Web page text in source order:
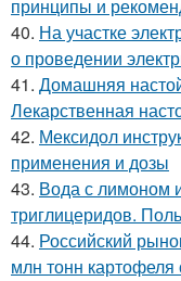
принципы и
40. На участке
о проведении
41. Домашняя
Лекарственная
42. Мексидол
применения и дозы
43. Вода с лимоном
триглицеридов.
44. Российский
млн тонн картофеля